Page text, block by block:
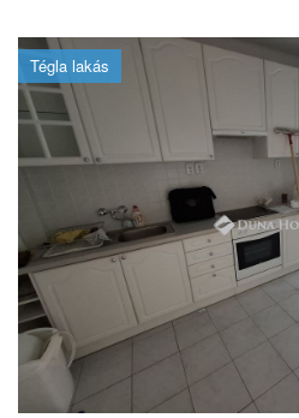
Tégla lakás